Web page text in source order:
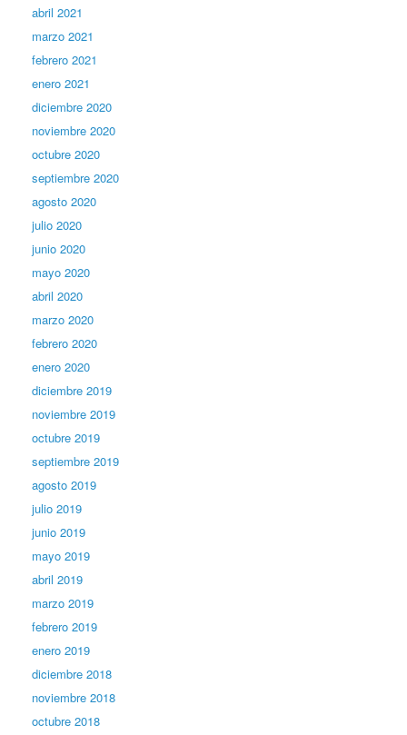
abril 2021
marzo 2021
febrero 2021
enero 2021
diciembre 2020
noviembre 2020
octubre 2020
septiembre 2020
agosto 2020
julio 2020
junio 2020
mayo 2020
abril 2020
marzo 2020
febrero 2020
enero 2020
diciembre 2019
noviembre 2019
octubre 2019
septiembre 2019
agosto 2019
julio 2019
junio 2019
mayo 2019
abril 2019
marzo 2019
febrero 2019
enero 2019
diciembre 2018
noviembre 2018
octubre 2018